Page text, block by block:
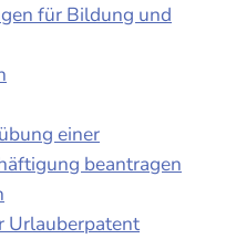
für Bildung und
einer
beantragen
Urlauberpatent